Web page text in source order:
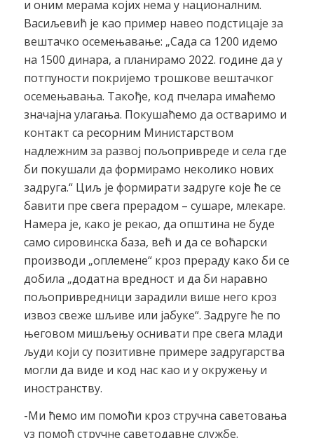
и оним мерама којих нема у националним.
Васиљевић је као пример навео подстицаје за
вештачко осемењавање: „Сада са 1200 идемо
на 1500 динара, а планирамо 2022. године да у
потпуности покријемо трошкове вештачког
осемењавања. Такође, код пчелара имаћемо
значајна улагања. Покушаћемо да остваримо и
контакт са ресорним Министарством
надлежним за развој пољопривреде и села где
би покушали да формирамо неколико нових
задруга.“ Циљ је формирати задруге које ће се
бавити пре свега прерадом – сушаре, млекаре.
Намера је, како је рекао, да општина не буде
само сировинска база, већ и да се воћарски
производи „оплемене“ кроз прераду како би се
добила „додатна вредност и да би наравно
пољопривредници зарадили више него кроз
извоз свеже шљиве или јабуке“. Задруге ће по
његовом мишљењу оснивати пре свега млади
људи који су позитивне примере задругарства
могли да виде и код нас као и у окружењу и
иностранству.
-Ми ћемо им помоћи кроз стручна саветовања
уз помоћ стручне саветодавне службе.